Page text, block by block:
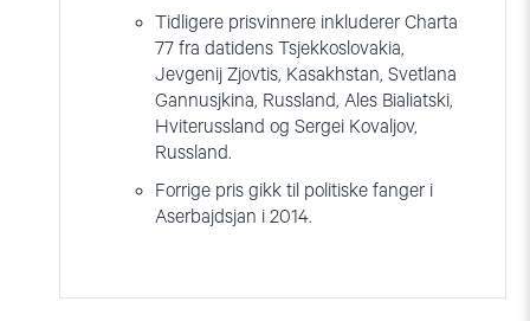
Tidligere prisvinnere inkluderer Charta
77 fra datidens Tsjekkoslovakia,
Jevgenij Zjovtis, Kasakhstan, Svetlana
Gannusjkina, Russland, Ales Bialiatski,
Hviterussland og Sergei Kovaljov,
Russland.
Forrige pris gikk til politiske fanger i
Aserbajdsjan i 2014.